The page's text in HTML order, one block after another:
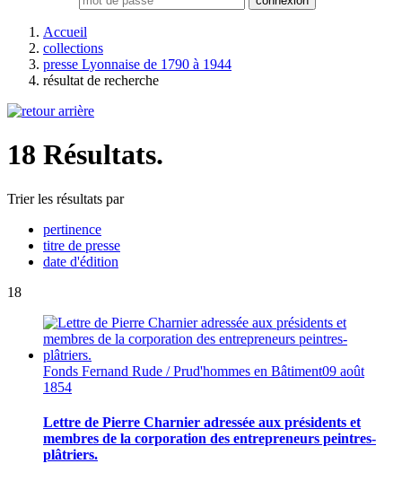
Accueil
collections
presse Lyonnaise de 1790 à 1944
résultat de recherche
18 Résultats.
Trier les résultats par
pertinence
titre de presse
date d'édition
18
Fonds Fernand Rude / Prud'hommes en Bâtiment09 août
1854
Lettre de Pierre Charnier adressée aux présidents et
membres de la corporation des entrepreneurs peintres-
plâtriers.